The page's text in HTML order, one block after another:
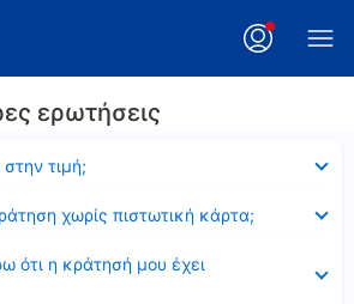
ερωτήσεις
τιμή;
χωρίς πιστωτική κάρτα;
ότι η κράτησή μου έχει